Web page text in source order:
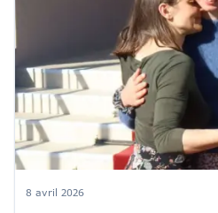
8 avril 2026